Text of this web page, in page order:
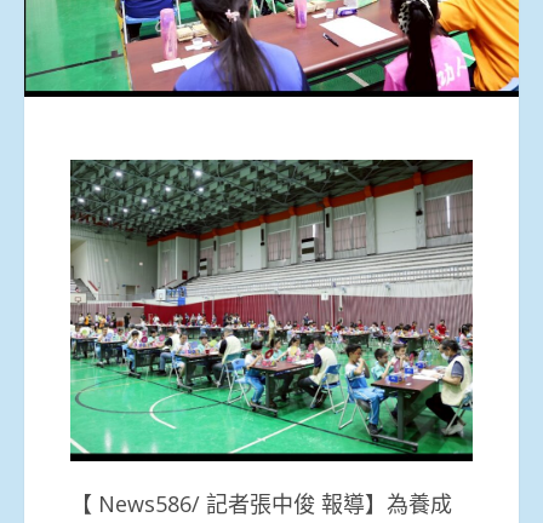
【 News586/ 記者張中俊 報導】為養成